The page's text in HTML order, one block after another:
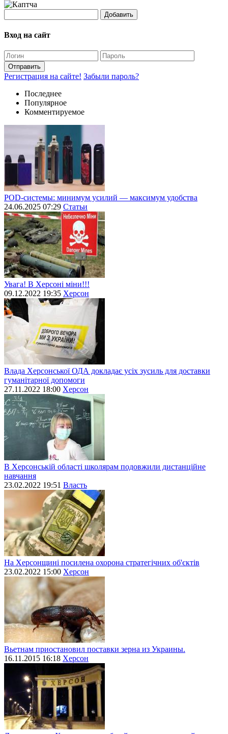
Добавить
Вход на сайт
Отправить
Регистрация на сайте! Забыли пароль?
Последнее
Популярное
Комментируемое
POD-системы: минимум усилий — максимум удобства
24.06.2025 07:29 Статьи
Увага! В Херсоні міни!!!
09.12.2022 19:35 Херсон
Влада Херсонської ОДА докладає усіх зусиль для доставки
гуманітарної допомоги
27.11.2022 18:00 Херсон
В Херсонській області школярам подовжили дистанційне
навчання
23.02.2022 19:51 Власть
На Херсонщині посилена охорона стратегічних об'єктів
23.02.2022 15:00 Херсон
Вьетнам приостановил поставки зерна из Украины.
16.11.2015 16:18 Херсон